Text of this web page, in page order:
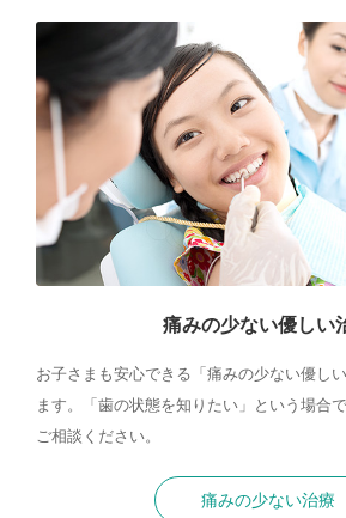
痛みの少ない優しい
お子さまも安心できる「痛みの少ない優し
ます。「歯の状態を知りたい」という場合
ご相談ください。
痛みの少ない治療